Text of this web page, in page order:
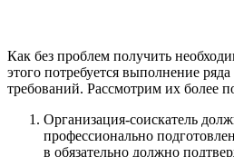
Как без проблем получить
этого потребуется выполнение
требований. Рассмотрим их более
Организация-соискатель
профессионально
в обязательно должно